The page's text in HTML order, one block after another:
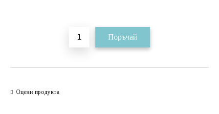
Оцени продукта